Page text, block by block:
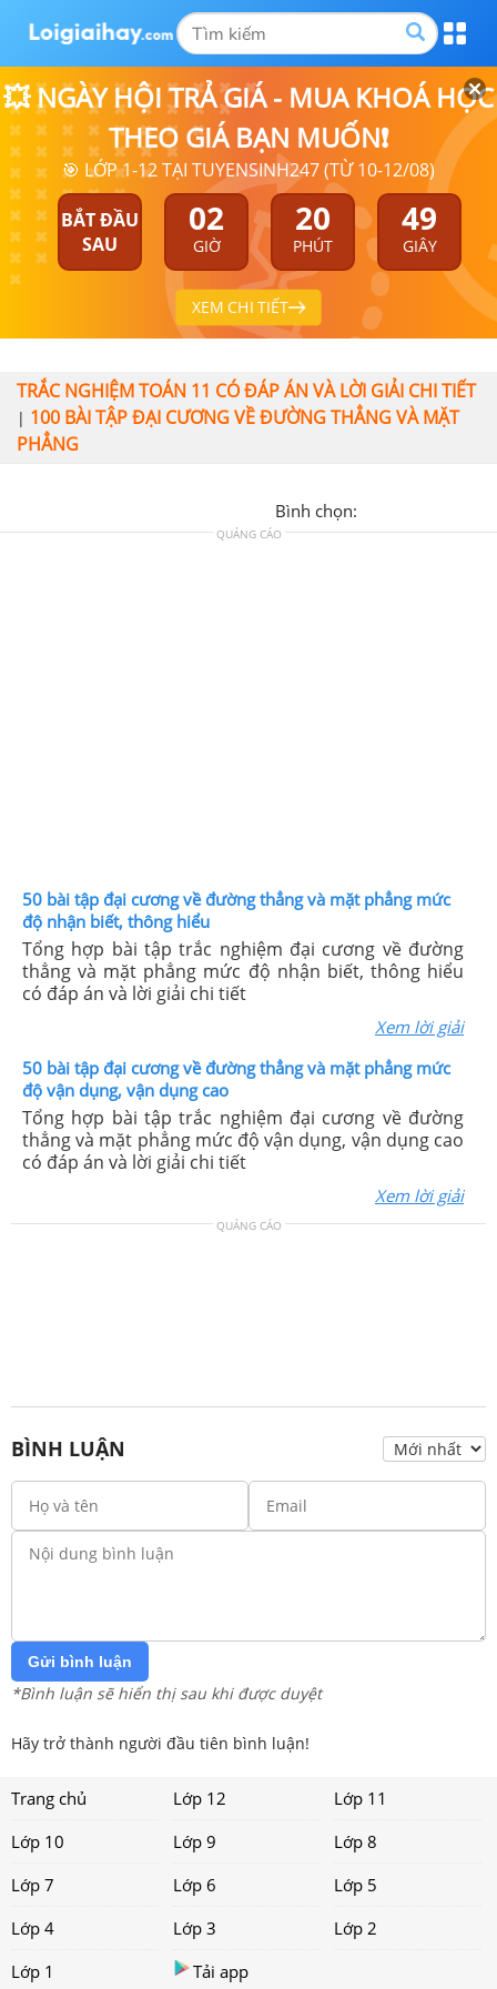
💥 NGÀY HỘI TRẢ GIÁ - MUA KHOÁ HỌC
THEO GIÁ BẠN MUỐN❗
🎯 LỚP 1-12 TẠI TUYENSINH247 (TỪ 10-12/08)
BẮT ĐẦU
SAU
02
GIỜ
20
PHÚT
49
GIÂY
XEM CHI TIẾT
TRẮC NGHIỆM TOÁN 11 CÓ ĐÁP ÁN VÀ LỜI GIẢI CHI TIẾT
| 100 BÀI TẬP ĐẠI CƯƠNG VỀ ĐƯỜNG THẲNG VÀ MẶT
PHẲNG
Bình chọn:
QUẢNG CÁO
50 bài tập đại cương về đường thẳng và mặt phẳng mức
độ nhận biết, thông hiểu
Tổng hợp bài tập trắc nghiệm đại cương về đường
thẳng và mặt phẳng mức độ nhận biết, thông hiểu
có đáp án và lời giải chi tiết
Xem lời giải
50 bài tập đại cương về đường thẳng và mặt phẳng mức
độ vận dụng, vận dụng cao
Tổng hợp bài tập trắc nghiệm đại cương về đường
thẳng và mặt phẳng mức độ vận dụng, vận dụng cao
có đáp án và lời giải chi tiết
Xem lời giải
QUẢNG CÁO
BÌNH LUẬN
Gửi bình luận
*Bình luận sẽ hiển thị sau khi được duyệt
Hãy trở thành người đầu tiên bình luận!
Trang chủ Lớp 12
Lớp 11
Lớp 10
Lớp 9
Lớp 8
Lớp 7
Lớp 6
Lớp 5
Lớp 4
Lớp 3
Lớp 2
Lớp 1
Tải app